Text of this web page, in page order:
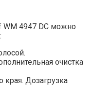
WM 4947 DC можно
очистка
Дозагрузка